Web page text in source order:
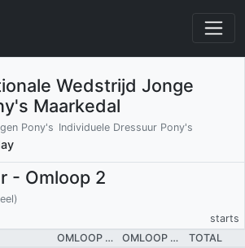
Wedstrijd Jonge
Maarkedal
Pony's Individuele Dressuur Pony's
- Omloop 2
starts
OMLOOP 1/C OMLOOP 2/C
TOTAL